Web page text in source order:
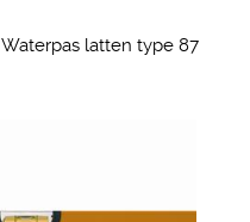
Waterpas latten type 87